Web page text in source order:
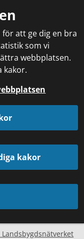
att ge dig en bra
som vi
webbplatsen.
kakor.
kakor
Landsbygdsnätverket